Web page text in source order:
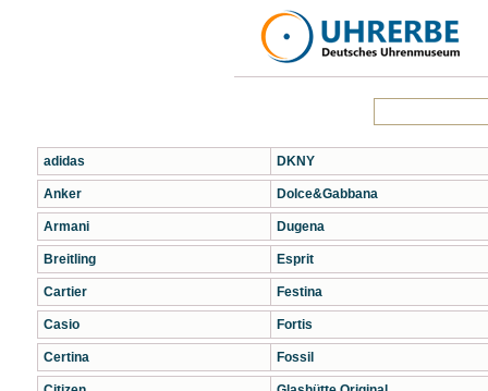
adidas
Anker
Armani
Breitling
Cartier
Casio
Certina
DKNY
Dolce&Gabbana
Dugena
Esprit
Festina
Fortis
Fossil